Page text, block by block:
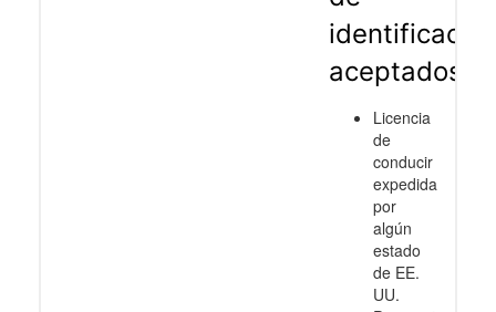
aceptados
Licencia
de
conducir
expedida
por
algún
estado
de EE.
UU.